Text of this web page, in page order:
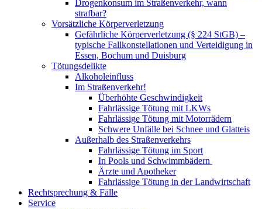
Drogenkonsum im Straßenverkehr, wann
strafbar?
Vorsätzliche Körperverletzung
Gefährliche Körperverletzung (§ 224 StGB) –
typische Fallkonstellationen und Verteidigung in
Essen, Bochum und Duisburg
Tötungsdelikte
Alkoholeinfluss
Im Straßenverkehr!
Überhöhte Geschwindigkeit
Fahrlässige Tötung mit LKWs
Fahrlässige Tötung mit Motorrädern
Schwere Unfälle bei Schnee und Glatteis
Außerhalb des Straßenverkehrs
Fahrlässige Tötung im Sport
In Pools und Schwimmbädern
Ärzte und Apotheker
Fahrlässige Tötung in der Landwirtschaft
Rechtsprechung & Fälle
Service